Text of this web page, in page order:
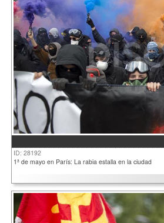
ID: 28192
1ª de mayo en París: La rabia estalla en la ciudad